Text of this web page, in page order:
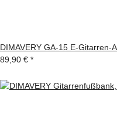
DIMAVERY GA-15 E-Gitarren-
89,90 € *